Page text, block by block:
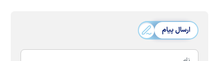
ارسال پیام